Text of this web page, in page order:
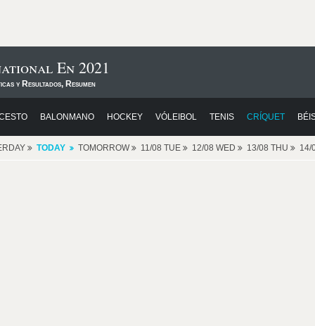
En 2021
y Resultados, Resumen
BALONMANO HOCKEY VÓLEIBOL TENIS CRÍQUET
TODAY TOMORROW 11/08 TUE 12/08 WED 13/08 THU 14/